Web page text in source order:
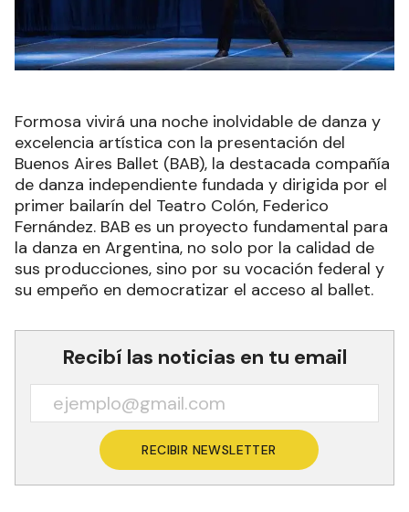
Formosa vivirá una noche inolvidable de danza y
excelencia artística con la presentación del
Buenos Aires Ballet (BAB), la destacada compañía
de danza independiente fundada y dirigida por el
primer bailarín del Teatro Colón, Federico
Fernández. BAB es un proyecto fundamental para
la danza en Argentina, no solo por la calidad de
sus producciones, sino por su vocación federal y
su empeño en democratizar el acceso al ballet.
Recibí las noticias en tu email
RECIBIR NEWSLETTER